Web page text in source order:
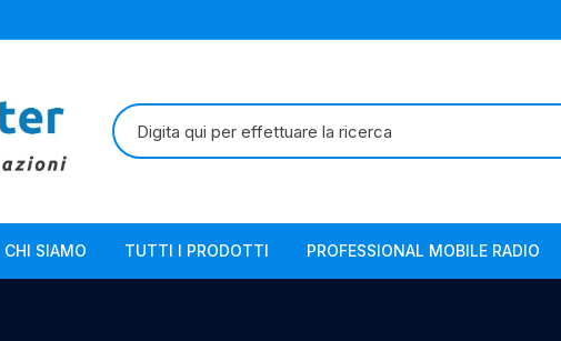
Cerca:
CHI SIAMO TUTTI I PRODOTTI PROFESSIONAL MOBILE RADIO